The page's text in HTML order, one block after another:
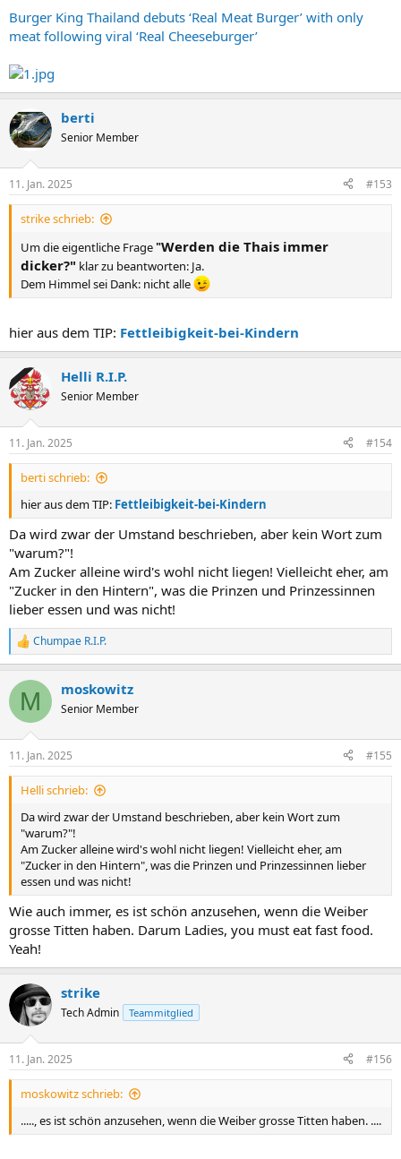
Burger King Thailand debuts ‘Real Meat Burger’ with only
meat following viral ‘Real Cheeseburger’
berti
Senior Member
11. Jan. 2025 #153
strike schrieb:
Um die eigentliche Frage"Werden die Thais immer
dicker?" klar zu beantworten: Ja.
Dem Himmel sei Dank: nicht alle
hier aus dem TIP: Fettleibigkeit-bei-Kindern
Helli R.I.P.
Senior Member
11. Jan. 2025 #154
berti schrieb:
hier aus dem TIP: Fettleibigkeit-bei-Kindern
Da wird zwar der Umstand beschrieben, aber kein Wort zum
"warum?"!
Am Zucker alleine wird's wohl nicht liegen! Vielleicht eher, am
"Zucker in den Hintern", was die Prinzen und Prinzessinnen
lieber essen und was nicht!
R
e
k
i
e
n
Chumpae R.I.P.
M moskowitz
Senior Member
11. Jan. 2025 #155
Helli schrieb:
Da wird zwar der Umstand beschrieben, aber kein Wort zum
"warum?"!
Am Zucker alleine wird's wohl nicht liegen! Vielleicht eher, am
"Zucker in den Hintern", was die Prinzen und Prinzessinnen lieber
essen und was nicht!
Wie auch immer, es ist schön anzusehen, wenn die Weiber
grosse Titten haben. Darum Ladies, you must eat fast food.
Yeah!
strike
Tech Admin Teammitglied
11. Jan. 2025 #156
moskowitz schrieb:
....., es ist schön anzusehen, wenn die Weiber grosse Titten haben. ....